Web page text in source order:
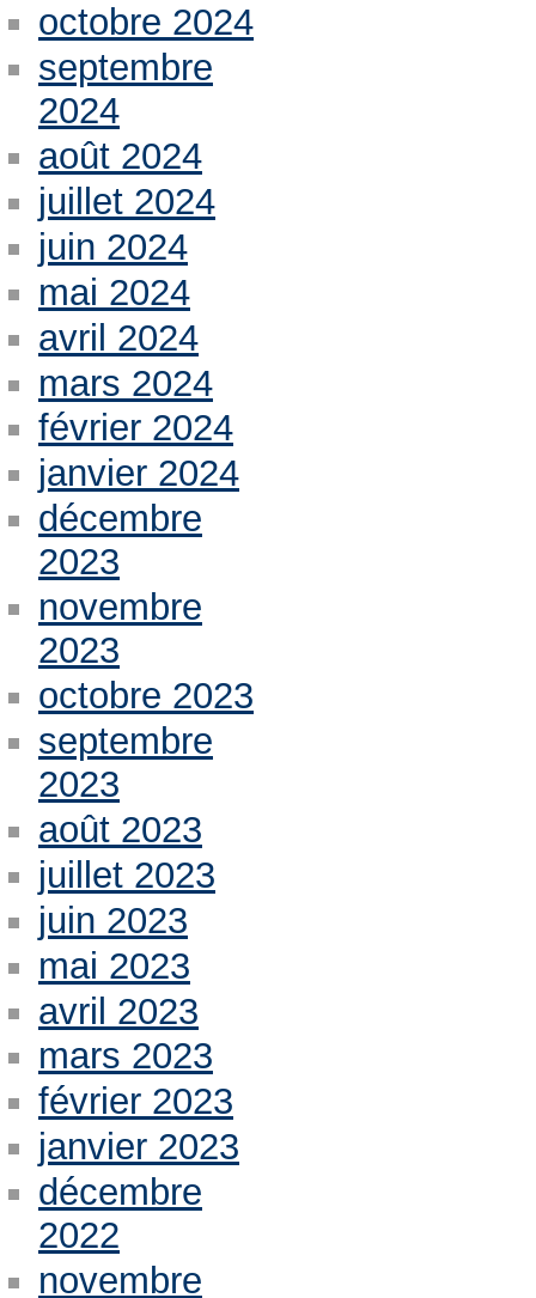
octobre 2024
septembre
2024
août 2024
juillet 2024
juin 2024
mai 2024
avril 2024
mars 2024
février 2024
janvier 2024
décembre
2023
novembre
2023
octobre 2023
septembre
2023
août 2023
juillet 2023
juin 2023
mai 2023
avril 2023
mars 2023
février 2023
janvier 2023
décembre
2022
novembre